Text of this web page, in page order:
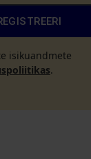
isikuandmete
.